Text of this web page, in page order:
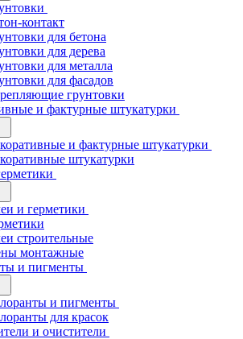
контакт
для бетона
для дерева
для металла
для фасадов
грунтовки
и фактурные штукатурки
и фактурные штукатурки
штукатурки
и герметики
строительные
монтажные
и пигменты
и пигменты
для красок
и очистители